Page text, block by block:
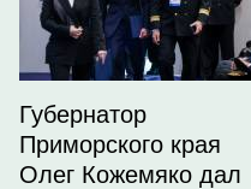
Губернатор
Приморского края
Олег Кожемяко дал